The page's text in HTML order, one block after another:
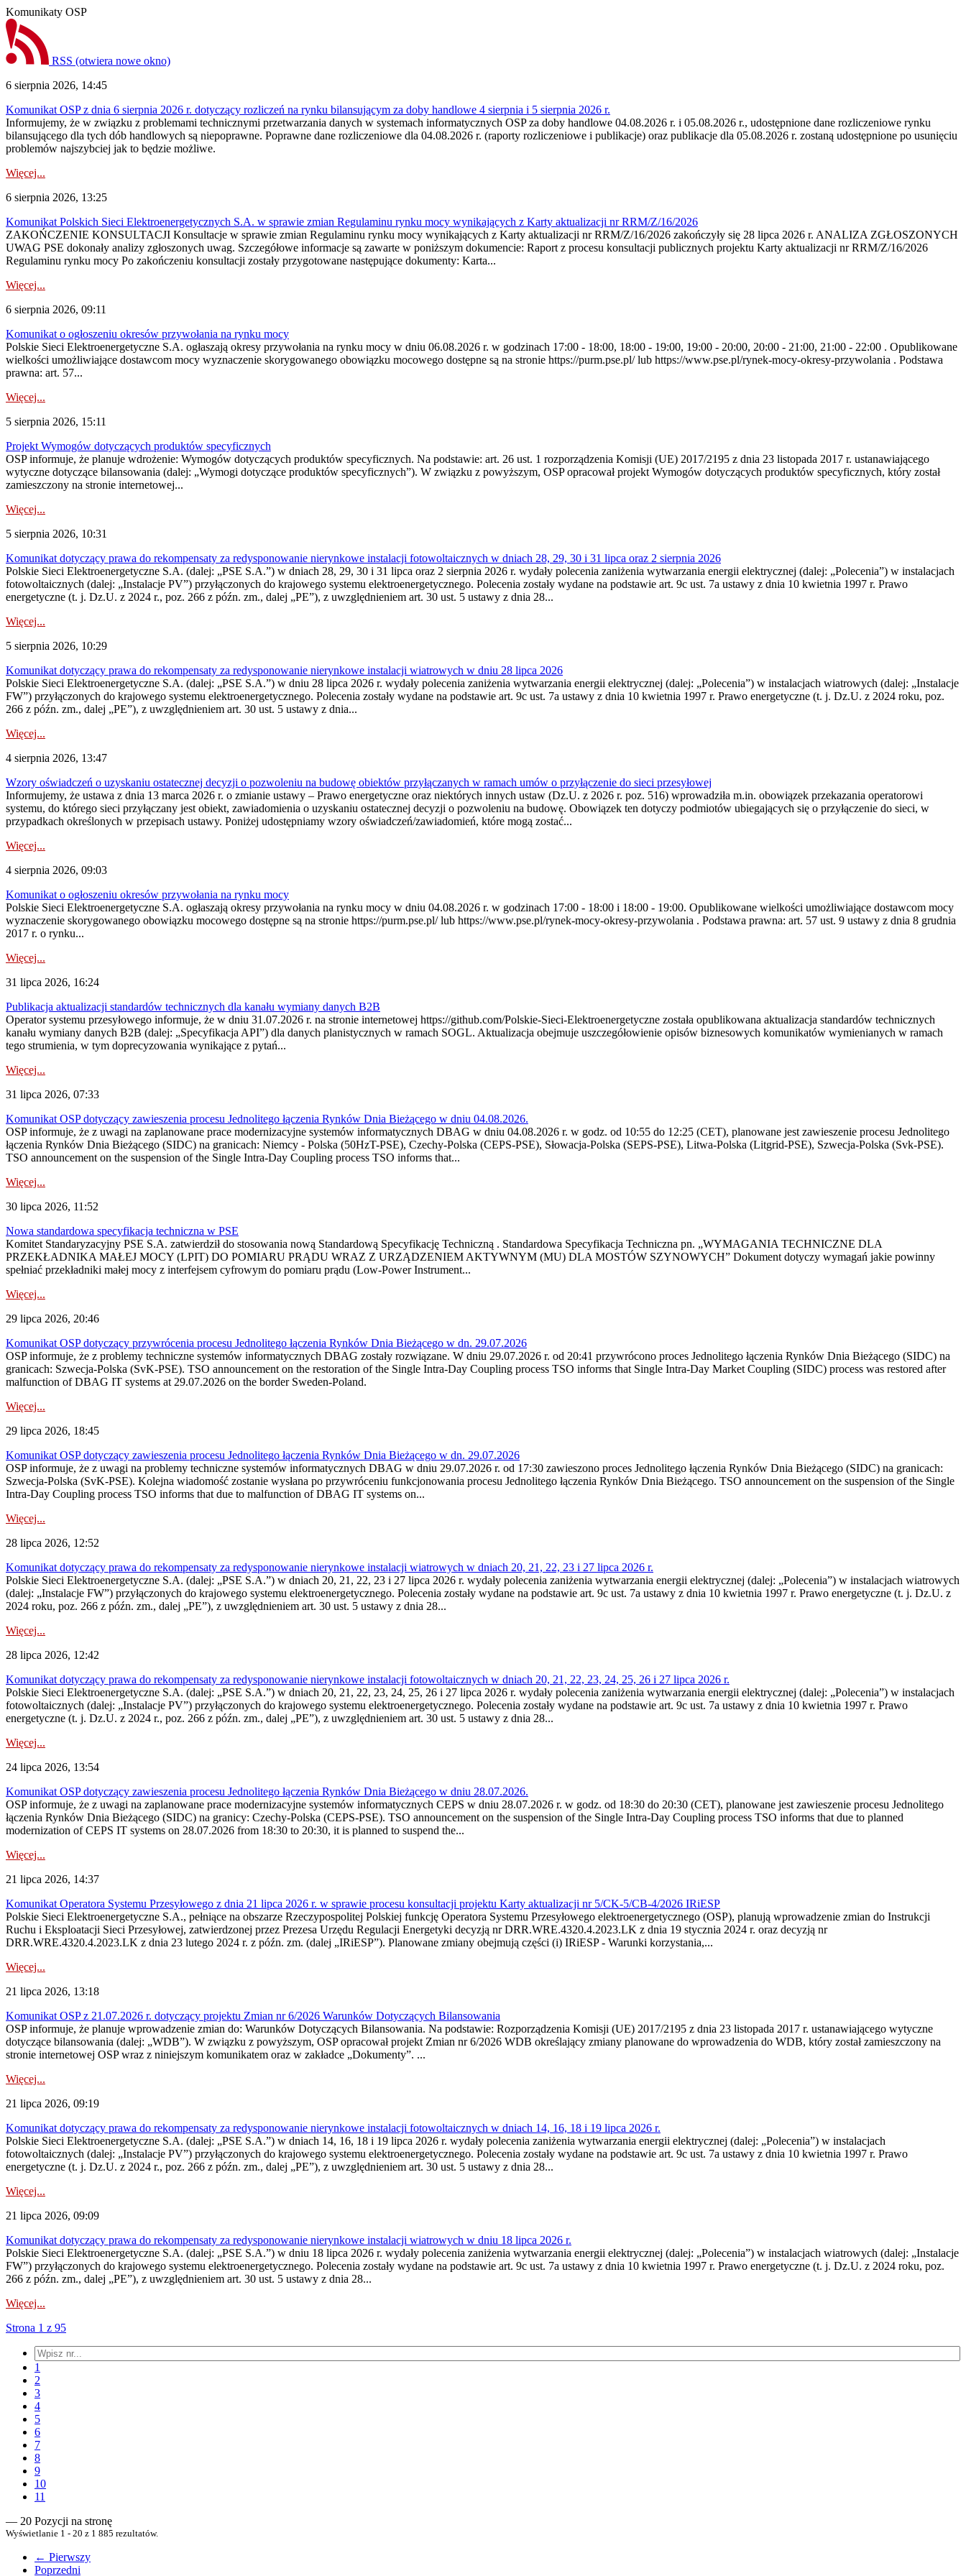
Komunikaty OSP
RSS (otwiera nowe okno)
6 sierpnia 2026, 14:45
Komunikat OSP z dnia 6 sierpnia 2026 r. dotyczący rozliczeń na rynku bilansującym za doby handlowe 4 sierpnia i 5 sierpnia 2026 r.
Informujemy, że w związku z problemami technicznymi przetwarzania danych w systemach informatycznych OSP za doby handlowe 04.08.2026 r. i 05.08.2026 r., udostępnione dane rozliczeniowe rynku
bilansującego dla tych dób handlowych są niepoprawne. Poprawne dane rozliczeniowe dla 04.08.2026 r. (raporty rozliczeniowe i publikacje) oraz publikacje dla 05.08.2026 r. zostaną udostępnione po usunięciu
problemów najszybciej jak to będzie możliwe.
Więcej...
6 sierpnia 2026, 13:25
Komunikat Polskich Sieci Elektroenergetycznych S.A. w sprawie zmian Regulaminu rynku mocy wynikających z Karty aktualizacji nr RRM/Z/16/2026
ZAKOŃCZENIE KONSULTACJI Konsultacje w sprawie zmian Regulaminu rynku mocy wynikających z Karty aktualizacji nr RRM/Z/16/2026 zakończyły się 28 lipca 2026 r. ANALIZA ZGŁOSZONYCH
UWAG PSE dokonały analizy zgłoszonych uwag. Szczegółowe informacje są zawarte w poniższym dokumencie: Raport z procesu konsultacji publicznych projektu Karty aktualizacji nr RRM/Z/16/2026
Regulaminu rynku mocy Po zakończeniu konsultacji zostały przygotowane następujące dokumenty: Karta...
Więcej...
6 sierpnia 2026, 09:11
Komunikat o ogłoszeniu okresów przywołania na rynku mocy
Polskie Sieci Elektroenergetyczne S.A. ogłaszają okresy przywołania na rynku mocy w dniu 06.08.2026 r. w godzinach 17:00 - 18:00, 18:00 - 19:00, 19:00 - 20:00, 20:00 - 21:00, 21:00 - 22:00 . Opublikowane
wielkości umożliwiające dostawcom mocy wyznaczenie skorygowanego obowiązku mocowego dostępne są na stronie https://purm.pse.pl/ lub https://www.pse.pl/rynek-mocy-okresy-przywolania . Podstawa
prawna: art. 57...
Więcej...
5 sierpnia 2026, 15:11
Projekt Wymogów dotyczących produktów specyficznych
OSP informuje, że planuje wdrożenie: Wymogów dotyczących produktów specyficznych. Na podstawie: art. 26 ust. 1 rozporządzenia Komisji (UE) 2017/2195 z dnia 23‍ listopada 2017 r. ustanawiającego
wytyczne dotyczące bilansowania (dalej: „Wymogi dotyczące produktów specyficznych”). W związku z powyższym, OSP opracował projekt Wymogów dotyczących produktów specyficznych, który został
zamieszczony na stronie internetowej...
Więcej...
5 sierpnia 2026, 10:31
Komunikat dotyczący prawa do rekompensaty za redysponowanie nierynkowe instalacji fotowoltaicznych w dniach 28, 29, 30 i 31 lipca oraz 2 sierpnia 2026
Polskie Sieci Elektroenergetyczne S.A. (dalej: „PSE S.A.”) w dniach 28, 29, 30 i 31 lipca oraz 2 sierpnia 2026 r. wydały polecenia zaniżenia wytwarzania energii elektrycznej (dalej: „Polecenia”) w instalacjach
fotowoltaicznych (dalej: „Instalacje PV”) przyłączonych do krajowego systemu elektroenergetycznego. Polecenia zostały wydane na podstawie art. 9c ust. 7a ustawy z dnia 10 kwietnia 1997 r. Prawo
energetyczne (t. j. Dz.U. z 2024 r., poz. 266 z późn. zm., dalej „PE”), z uwzględnieniem art. 30 ust. 5 ustawy z dnia 28...
Więcej...
5 sierpnia 2026, 10:29
Komunikat dotyczący prawa do rekompensaty za redysponowanie nierynkowe instalacji wiatrowych w dniu 28 lipca 2026
Polskie Sieci Elektroenergetyczne S.A. (dalej: „PSE S.A.”) w dniu 28 lipca 2026 r. wydały polecenia zaniżenia wytwarzania energii elektrycznej (dalej: „Polecenia”) w instalacjach wiatrowych (dalej: „Instalacje
FW”) przyłączonych do krajowego systemu elektroenergetycznego. Polecenia zostały wydane na podstawie art. 9c ust. 7a ustawy z dnia 10 kwietnia 1997 r. Prawo energetyczne (t. j. Dz.U. z 2024 roku, poz.
266 z późn. zm., dalej „PE”), z uwzględnieniem art. 30 ust. 5 ustawy z dnia...
Więcej...
4 sierpnia 2026, 13:47
Wzory oświadczeń o uzyskaniu ostatecznej decyzji o pozwoleniu na budowę obiektów przyłączanych w ramach umów o przyłączenie do sieci przesyłowej
Informujemy, że ustawa z dnia 13 marca 2026 r. o zmianie ustawy – Prawo energetyczne oraz niektórych innych ustaw (Dz.U. z 2026 r. poz. 516) wprowadziła m.in. obowiązek przekazania operatorowi
systemu, do którego sieci przyłączany jest obiekt, zawiadomienia o uzyskaniu ostatecznej decyzji o pozwoleniu na budowę. Obowiązek ten dotyczy podmiotów ubiegających się o przyłączenie do sieci, w
przypadkach określonych w przepisach ustawy. Poniżej udostępniamy wzory oświadczeń/zawiadomień, które mogą zostać...
Więcej...
4 sierpnia 2026, 09:03
Komunikat o ogłoszeniu okresów przywołania na rynku mocy
Polskie Sieci Elektroenergetyczne S.A. ogłaszają okresy przywołania na rynku mocy w dniu 04.08.2026 r. w godzinach 17:00 - 18:00 i 18:00 - 19:00. Opublikowane wielkości umożliwiające dostawcom mocy
wyznaczenie skorygowanego obowiązku mocowego dostępne są na stronie https://purm.pse.pl/ lub https://www.pse.pl/rynek-mocy-okresy-przywolania . Podstawa prawna: art. 57 ust. 9 ustawy z dnia 8 grudnia
2017 r. o rynku...
Więcej...
31 lipca 2026, 16:24
Publikacja aktualizacji standardów technicznych dla kanału wymiany danych B2B
Operator systemu przesyłowego informuje, że w dniu 31.07.2026 r. na stronie internetowej https://github.com/Polskie-Sieci-Elektroenergetyczne została opublikowana aktualizacja standardów technicznych
kanału wymiany danych B2B (dalej: „Specyfikacja API”) dla danych planistycznych w ramach SOGL. Aktualizacja obejmuje uszczegółowienie opisów biznesowych komunikatów wymienianych w ramach
tego strumienia, w tym doprecyzowania wynikające z pytań...
Więcej...
31 lipca 2026, 07:33
Komunikat OSP dotyczący zawieszenia procesu Jednolitego łączenia Rynków Dnia Bieżącego w dniu 04.08.2026.
OSP informuje, że z uwagi na zaplanowane prace modernizacyjne systemów informatycznych DBAG w dniu 04.08.2026 r. w godz. od 10:55 do 12:25 (CET), planowane jest zawieszenie procesu Jednolitego
łączenia Rynków Dnia Bieżącego (SIDC) na granicach: Niemcy - Polska (50HzT-PSE), Czechy-Polska (CEPS-PSE), Słowacja-Polska (SEPS-PSE), Litwa-Polska (Litgrid-PSE), Szwecja-Polska (Svk-PSE).
TSO announcement on the suspension of the Single Intra-Day Coupling process TSO informs that...
Więcej...
30 lipca 2026, 11:52
Nowa standardowa specyfikacja techniczna w PSE
Komitet Standaryzacyjny PSE S.A. zatwierdził do stosowania nową Standardową Specyfikację Techniczną . Standardowa Specyfikacja Techniczna pn. „WYMAGANIA TECHNICZNE DLA
PRZEKŁADNIKA MAŁEJ MOCY (LPIT) DO POMIARU PRĄDU WRAZ Z URZĄDZENIEM AKTYWNYM (MU) DLA MOSTÓW SZYNOWYCH” Dokument dotyczy wymagań jakie powinny
spełniać przekładniki małej mocy z interfejsem cyfrowym do pomiaru prądu (Low-Power Instrument...
Więcej...
29 lipca 2026, 20:46
Komunikat OSP dotyczący przywrócenia procesu Jednolitego łączenia Rynków Dnia Bieżącego w dn. 29.07.2026
OSP informuje, że z problemy techniczne systemów informatycznych DBAG zostały rozwiązane. W dniu 29.07.2026 r. od 20:41 przywrócono proces Jednolitego łączenia Rynków Dnia Bieżącego (SIDC) na
granicach: Szwecja-Polska (SvK-PSE). TSO announcement on the restoration of the Single Intra-Day Coupling process TSO informs that Single Intra-Day Market Coupling (SIDC) process was restored after
malfunction of DBAG IT systems at 29.07.2026 on the border Sweden-Poland.
Więcej...
29 lipca 2026, 18:45
Komunikat OSP dotyczący zawieszenia procesu Jednolitego łączenia Rynków Dnia Bieżącego w dn. 29.07.2026
OSP informuje, że z uwagi na problemy techniczne systemów informatycznych DBAG w dniu 29.07.2026 r. od 17:30 zawieszono proces Jednolitego łączenia Rynków Dnia Bieżącego (SIDC) na granicach:
Szwecja-Polska (SvK-PSE). Kolejna wiadomość zostanie wysłana po przywróceniu funkcjonowania procesu Jednolitego łączenia Rynków Dnia Bieżącego. TSO announcement on the suspension of the Single
Intra-Day Coupling process TSO informs that due to malfunction of DBAG IT systems on...
Więcej...
28 lipca 2026, 12:52
Komunikat dotyczący prawa do rekompensaty za redysponowanie nierynkowe instalacji wiatrowych w dniach 20, 21, 22, 23 i 27 lipca 2026 r.
Polskie Sieci Elektroenergetyczne S.A. (dalej: „PSE S.A.”) w dniach 20, 21, 22, 23 i 27 lipca 2026 r. wydały polecenia zaniżenia wytwarzania energii elektrycznej (dalej: „Polecenia”) w instalacjach wiatrowych
(dalej: „Instalacje FW”) przyłączonych do krajowego systemu elektroenergetycznego. Polecenia zostały wydane na podstawie art. 9c ust. 7a ustawy z dnia 10 kwietnia 1997 r. Prawo energetyczne (t. j. Dz.U. z
2024 roku, poz. 266 z późn. zm., dalej „PE”), z uwzględnieniem art. 30 ust. 5 ustawy z dnia 28...
Więcej...
28 lipca 2026, 12:42
Komunikat dotyczący prawa do rekompensaty za redysponowanie nierynkowe instalacji fotowoltaicznych w dniach 20, 21, 22, 23, 24, 25, 26 i 27 lipca 2026 r.
Polskie Sieci Elektroenergetyczne S.A. (dalej: „PSE S.A.”) w dniach 20, 21, 22, 23, 24, 25, 26 i 27 lipca 2026 r. wydały polecenia zaniżenia wytwarzania energii elektrycznej (dalej: „Polecenia”) w instalacjach
fotowoltaicznych (dalej: „Instalacje PV”) przyłączonych do krajowego systemu elektroenergetycznego. Polecenia zostały wydane na podstawie art. 9c ust. 7a ustawy z dnia 10 kwietnia 1997 r. Prawo
energetyczne (t. j. Dz.U. z 2024 r., poz. 266 z późn. zm., dalej „PE”), z uwzględnieniem art. 30 ust. 5 ustawy z dnia 28...
Więcej...
24 lipca 2026, 13:54
Komunikat OSP dotyczący zawieszenia procesu Jednolitego łączenia Rynków Dnia Bieżącego w dniu 28.07.2026.
OSP informuje, że z uwagi na zaplanowane prace modernizacyjne systemów informatycznych CEPS w dniu 28.07.2026 r. w godz. od 18:30 do 20:30 (CET), planowane jest zawieszenie procesu Jednolitego
łączenia Rynków Dnia Bieżącego (SIDC) na granicy: Czechy-Polska (CEPS-PSE). TSO announcement on the suspension of the Single Intra-Day Coupling process TSO informs that due to planned
modernization of CEPS IT systems on 28.07.2026 from 18:30 to 20:30, it is planned to suspend the...
Więcej...
21 lipca 2026, 14:37
Komunikat Operatora Systemu Przesyłowego z dnia 21 lipca 2026 r. w sprawie procesu konsultacji projektu Karty aktualizacji nr 5/CK-5/CB-4/2026 IRiESP
Polskie Sieci Elektroenergetyczne S.A., pełniące na obszarze Rzeczypospolitej Polskiej funkcję Operatora Systemu Przesyłowego elektroenergetycznego (OSP), planują wprowadzenie zmian do Instrukcji
Ruchu i Eksploatacji Sieci Przesyłowej, zatwierdzonej przez Prezesa Urzędu Regulacji Energetyki decyzją nr DRR.WRE.4320.4.2023.LK z dnia 19 stycznia 2024 r. oraz decyzją nr
DRR.WRE.4320.4.2023.LK z dnia 23 lutego 2024 r. z późn. zm. (dalej „IRiESP”). Planowane zmiany obejmują części (i) IRiESP - Warunki korzystania,...
Więcej...
21 lipca 2026, 13:18
Komunikat OSP z 21.07.2026 r. dotyczący projektu Zmian nr 6/2026 Warunków Dotyczących Bilansowania
OSP informuje, że planuje wprowadzenie zmian do: Warunków Dotyczących Bilansowania. Na podstawie: Rozporządzenia Komisji (UE) 2017/2195 z dnia 23‍ listopada 2017 r. ustanawiającego wytyczne
dotyczące bilansowania (dalej: „WDB”). W związku z powyższym, OSP opracował projekt Zmian nr 6/2026 WDB określający zmiany planowane do wprowadzenia do WDB, który został zamieszczony na
stronie internetowej OSP wraz z niniejszym komunikatem oraz w zakładce „Dokumenty”. ...
Więcej...
21 lipca 2026, 09:19
Komunikat dotyczący prawa do rekompensaty za redysponowanie nierynkowe instalacji fotowoltaicznych w dniach 14, 16, 18 i 19 lipca 2026 r.
Polskie Sieci Elektroenergetyczne S.A. (dalej: „PSE S.A.”) w dniach 14, 16, 18 i 19 lipca 2026 r. wydały polecenia zaniżenia wytwarzania energii elektrycznej (dalej: „Polecenia”) w instalacjach
fotowoltaicznych (dalej: „Instalacje PV”) przyłączonych do krajowego systemu elektroenergetycznego. Polecenia zostały wydane na podstawie art. 9c ust. 7a ustawy z dnia 10 kwietnia 1997 r. Prawo
energetyczne (t. j. Dz.U. z 2024 r., poz. 266 z późn. zm., dalej „PE”), z uwzględnieniem art. 30 ust. 5 ustawy z dnia 28...
Więcej...
21 lipca 2026, 09:09
Komunikat dotyczący prawa do rekompensaty za redysponowanie nierynkowe instalacji wiatrowych w dniu 18 lipca 2026 r.
Polskie Sieci Elektroenergetyczne S.A. (dalej: „PSE S.A.”) w dniu 18 lipca 2026 r. wydały polecenia zaniżenia wytwarzania energii elektrycznej (dalej: „Polecenia”) w instalacjach wiatrowych (dalej: „Instalacje
FW”) przyłączonych do krajowego systemu elektroenergetycznego. Polecenia zostały wydane na podstawie art. 9c ust. 7a ustawy z dnia 10 kwietnia 1997 r. Prawo energetyczne (t. j. Dz.U. z 2024 roku, poz.
266 z późn. zm., dalej „PE”), z uwzględnieniem art. 30 ust. 5 ustawy z dnia 28...
Więcej...
Strona 1 z 95
1
2
3
4
5
6
7
8
9
10
11
— 20 Pozycji na stronę
Wyświetlanie 1 - 20 z 1 885 rezultatów.
← Pierwszy
Poprzedni